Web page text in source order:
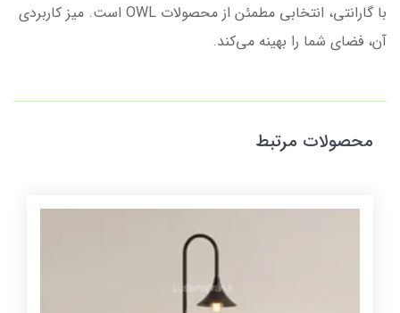
با گارانتی، انتخابی مطمئن از محصولات OWL است. میز کاربردی
آن، فضای شما را بهینه می‌کند.
محصولات مرتبط